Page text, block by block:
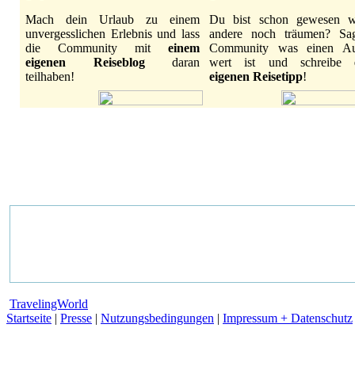
Mach dein Urlaub zu einem
unvergesslichen Erlebnis und lass
die Community mit einem
eigenen Reiseblogdaran
teilhaben!
Du bist schon gewesen
andere noch träumen?
Community was einen
wert ist und schreibe
eigenen Reisetipp!
TravelingWorld
Startseite | Presse | Nutzungsbedingungen | Impressum + Datenschutz